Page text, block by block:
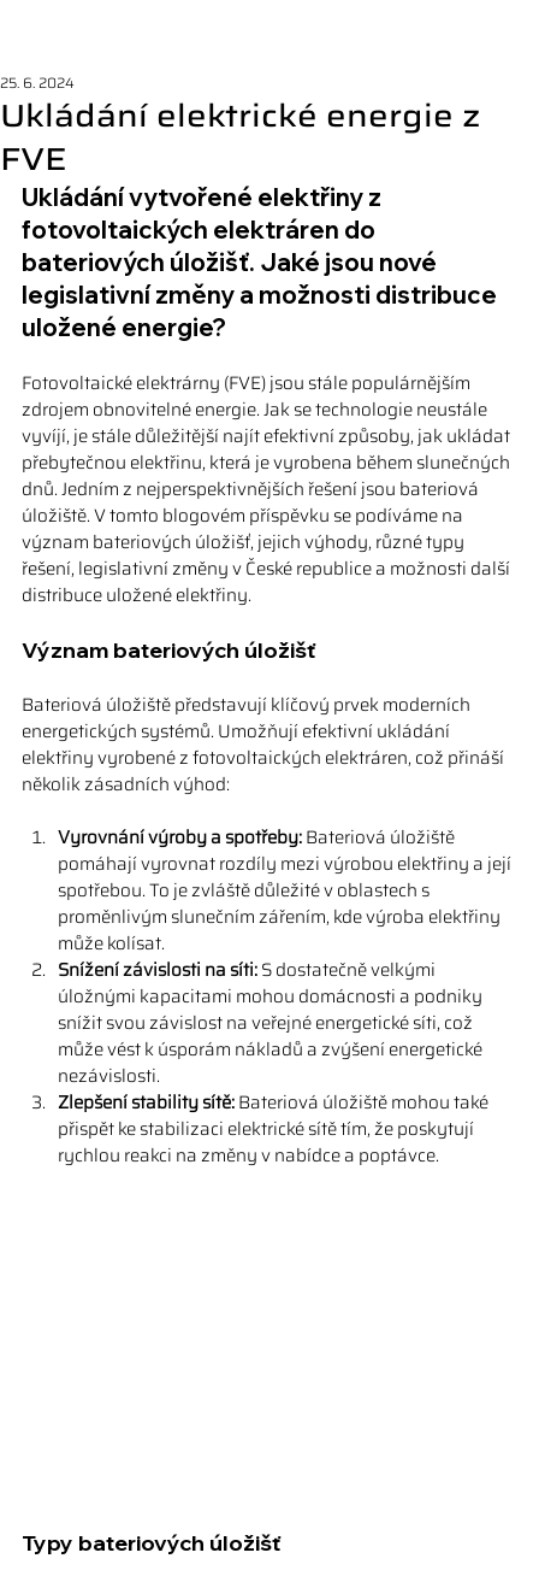
Ukládání elektrické energie z
FVE
25. 6. 2024
Ukládání vytvořené elektřiny z
fotovoltaických elektráren do
bateriových úložišť. Jaké jsou nové
legislativní změny a možnosti distribuce
uložené energie?
Fotovoltaické elektrárny (FVE) jsou stále populárnějším
zdrojem obnovitelné energie. Jak se technologie neustále
vyvíjí, je stále důležitější najít efektivní způsoby, jak ukládat
přebytečnou elektřinu, která je vyrobena během slunečných
dnů. Jedním z nejperspektivnějších řešení jsou bateriová
úložiště. V tomto blogovém příspěvku se podíváme na
význam bateriových úložišť, jejich výhody, různé typy
řešení, legislativní změny v České republice a možnosti další
distribuce uložené elektřiny.
Význam bateriových úložišť
Bateriová úložiště představují klíčový prvek moderních
energetických systémů. Umožňují efektivní ukládání
elektřiny vyrobené z fotovoltaických elektráren, což přináší
několik zásadních výhod:
Vyrovnání výroby a spotřeby: Bateriová úložiště
pomáhají vyrovnat rozdíly mezi výrobou elektřiny a její
spotřebou. To je zvláště důležité v oblastech s
proměnlivým slunečním zářením, kde výroba elektřiny
může kolísat.
Snížení závislosti na síti: S dostatečně velkými
úložnými kapacitami mohou domácnosti a podniky
snížit svou závislost na veřejné energetické síti, což
může vést k úsporám nákladů a zvýšení energetické
nezávislosti.
Zlepšení stability sítě: Bateriová úložiště mohou také
přispět ke stabilizaci elektrické sítě tím, že poskytují
rychlou reakci na změny v nabídce a poptávce.
Typy bateriových úložišť